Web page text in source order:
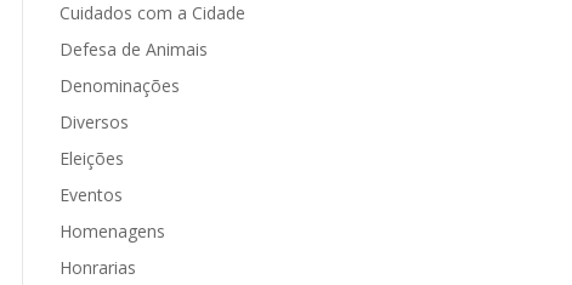
Cuidados com a Cidade
Defesa de Animais
Denominações
Diversos
Eleições
Eventos
Homenagens
Honrarias